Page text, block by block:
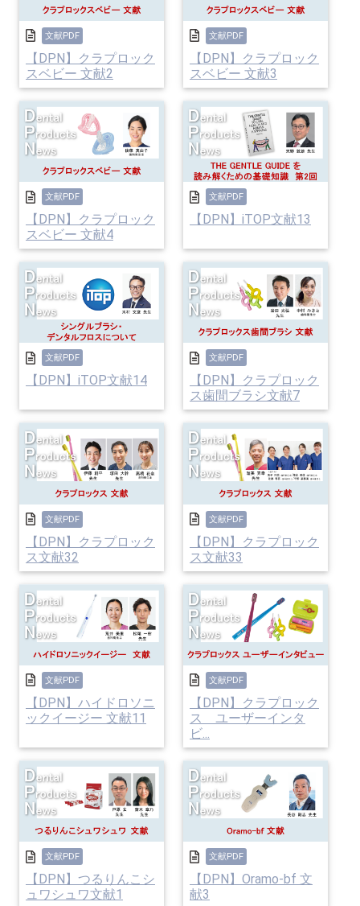
文献PDF
【DPN】クラプロック
スベビー 文献2
文献PDF
【DPN】クラプロック
スベビー 文献3
文献PDF
【DPN】クラプロック
スベビー 文献4
文献PDF
【DPN】iTOP文献13
文献PDF
【DPN】iTOP文献14
文献PDF
【DPN】クラプロック
ス歯間ブラシ文献7
文献PDF
【DPN】クラプロック
ス文献32
文献PDF
【DPN】クラプロック
ス文献33
文献PDF
【DPN】ハイドロソニ
ックイージー 文献11
文献PDF
【DPN】クラプロック
ス ユーザーインタ
ビ...
文献PDF
【DPN】つるりんこシ
ュワシュワ文献1
文献PDF
【DPN】Oramo-bf 文
献3